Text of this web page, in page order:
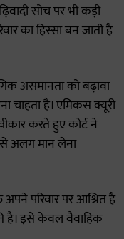
सोच पर भी कड़ी
का हिस्सा बन जाती है
असमानता को बढ़ावा
चाहता है। एमिकस क्यूरी
करते हुए कोर्ट ने
अलग मान लेना
परिवार पर आश्रित है
है। इसे केवल वैवाहिक